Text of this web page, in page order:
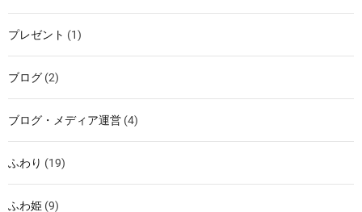
プレゼント (1)
ブログ (2)
ブログ・メディア運営 (4)
ふわり (19)
ふわ姫 (9)